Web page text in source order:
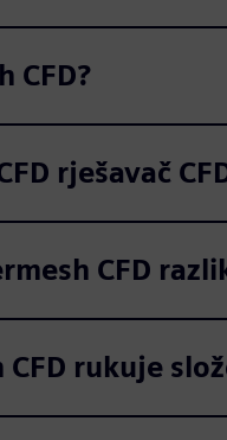
CFD?
rješavač
CFD
rukuje